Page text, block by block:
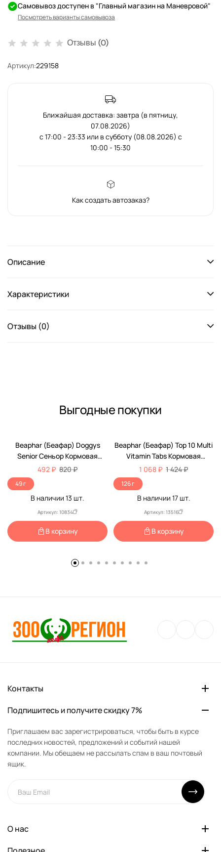
Самовывоз доступен в "Главный магазин на Маневровой"
Посмотреть варианты самовывоза
Отзывы (0)
Артикул:229158
Ближайшая доставка: завтра (в пятницу,
07.08.2026)
с 17:00 - 23:33 или в субботу (08.08.2026) с
10:00 - 15:30
Как создать автозаказ?
Описание
Характеристики
Отзывы (0)
Выгодные покупки
-40%
Beaphar (Беафар) Doggys
Senior Сеньор Кормовая
Витаминная Добавка Для
Пожилых Собак 75шт 11519
492 ₽ 820 ₽
49 г
В наличии 13 шт.
Артикул: 10834
В корзину
-25%
Beaphar (Беафар) Top 10 Multi
Vitamin Tabs Кормовая
Витаминная Добавка Для
Собак 180шт 12542
1 068 ₽ 1 424 ₽
126 г
В наличии 17шт.
Артикул: 13516
В корзину
Контакты
Подпишитесь и получите скидку 7%
Приглашаем вас зарегистрироваться, чтобы быть в курсе
последних новостей, предложений и событий нашей
компании. Мы обещаем не рассылать спам в ваш почтовый
ящик.
О нас